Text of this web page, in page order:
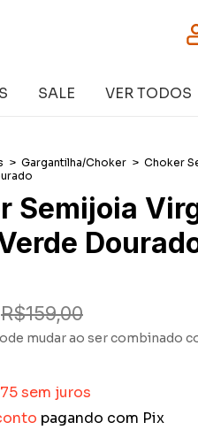
SALE VER TODOS
> Gargantilha/Choker > Choker
Semijoia
R$159,00
mudar ao ser combinado
sem juros
pagando com Pix